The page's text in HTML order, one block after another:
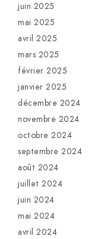
juin 2025
mai 2025
avril 2025
mars 2025
février 2025
janvier 2025
décembre 2024
novembre 2024
octobre 2024
septembre 2024
août 2024
juillet 2024
juin 2024
mai 2024
avril 2024